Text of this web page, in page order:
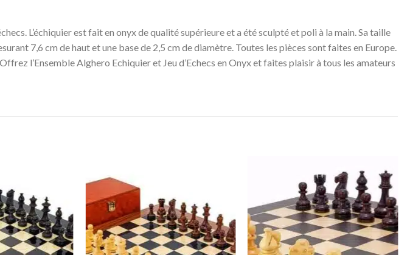
L’échiquier est fait en onyx de qualité supérieure et a été sculpté et poli à la main. Sa taille
7,6 cm de haut et une base de 2,5 cm de diamètre. Toutes les pièces sont faites en Europe.
l’Ensemble Alghero Echiquier et Jeu d’Echecs en Onyx et faites plaisir à tous les amateurs